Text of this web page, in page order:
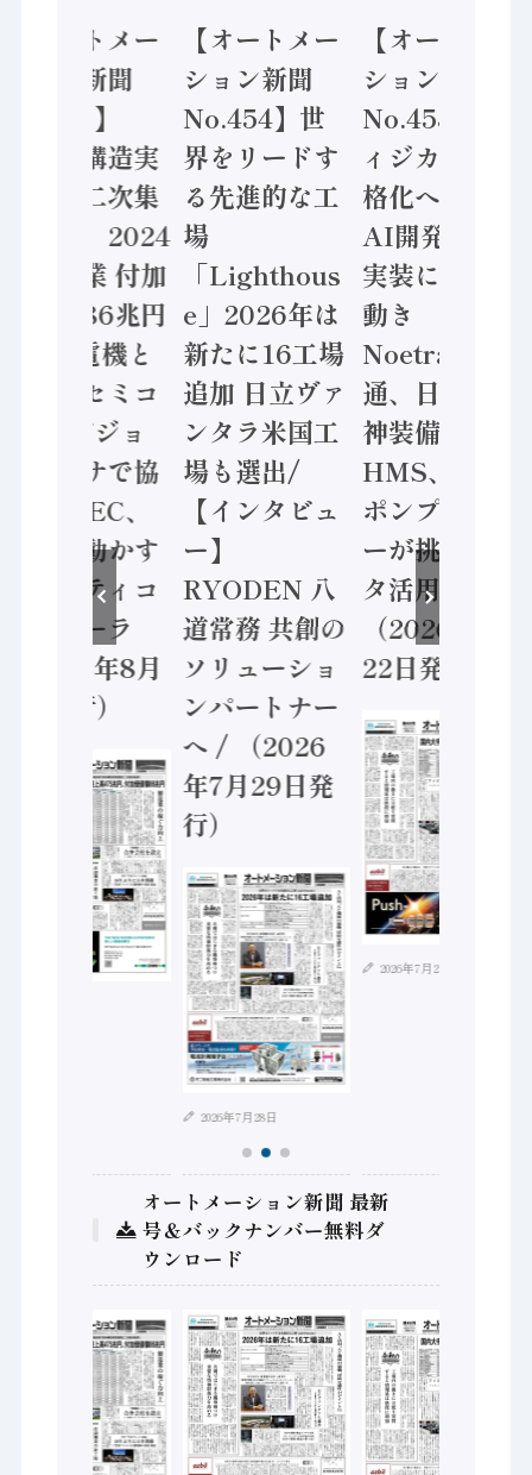
【オートメー
ション新聞
No.455】
「経済構造実
態調査二次集
計結果」2024
年製造業 付加
価値額86兆円
/ 三菱電機と
ソニーセミコ
ン AIビジョ
ンセンサで協
業 / IDEC、
安全に動かす
セーフティコ
ントローラ
（2026年8月
5日発行）
【オートメー
ション新聞
No.454】世
界をリードす
る先進的な工
場
「Lighthous
e」2026年は
新たに16工場
追加 日立ヴァ
ンタラ米国工
場も選出/
【インタビュ
ー】
RYODEN 八
道常務 共創の
ソリューショ
ンパートナー
へ / （2026
年7月29日発
行）
2026年7月28日
【オートメー
ション新聞
No.453】フ
ィジカルAI本
格化へ 国産
AI開発や社会
実装に活発な
動き
Noetra、富士
通、日立 / 兵
神装備 ×
HMS、老舗
ポンプメーカ
ーが挑むデー
タ活用 など
（2026年7月
22日発行）
2026年7月21日
オートメーション新聞 最新
号＆バックナンバー無料ダ
ウンロード